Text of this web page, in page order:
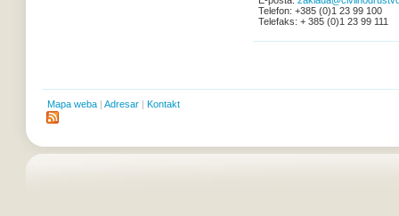
Telefon: +385 (0)1 23 99 100
Telefaks: + 385 (0)1 23 99 111
Mapa weba| Adresar| Kontakt